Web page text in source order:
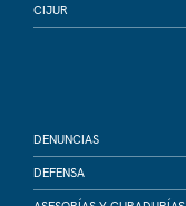
CIJUR
DENUNCIAS
DEFENSA